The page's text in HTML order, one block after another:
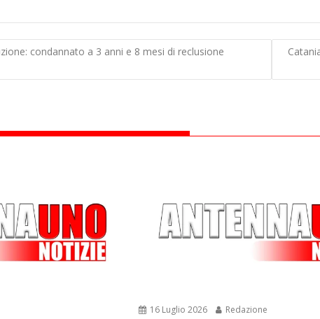
condannato a 3 anni e 8 mesi di reclusione
16 Luglio 2026 Redazione